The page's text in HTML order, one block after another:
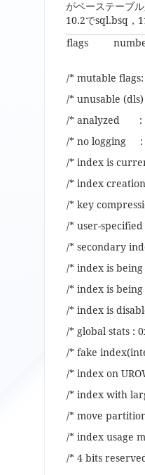
がベーステーブ
10.2でsql.bsq，
flags
/* mutable
/* unusable
/* analyzed :
/* no logging :
/* index is
/* index
/* key
/* user-specified
/* secondary
/* index is
/* index is
/* index is
/* global stats :
/* fake
/* index on
/* index with
/* move
/* index usage
/* 4 bits